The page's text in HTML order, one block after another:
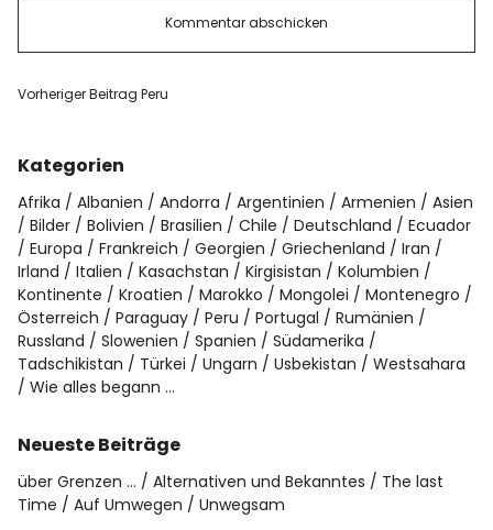
Vorheriger Beitrag Peru
Kategorien
Afrika Albanien Andorra Argentinien Armenien
Asien
Bilder
Bolivien Brasilien Chile Deutschland
Ecuador
Europa
Frankreich Georgien Griechenland
Iran
Irland
Italien Kasachstan Kirgisistan
Kolumbien
Kontinente
Kroatien Marokko Mongolei
Montenegro
Österreich
Paraguay Peru Portugal
Rumänien
Russland
Slowenien Spanien
Südamerika
Tadschikistan
Türkei Ungarn Usbekistan
Westsahara
Wie alles begann …
Neueste Beiträge
über Grenzen … Alternativen und Bekanntes
The last
Time
Auf Umwegen Unwegsam